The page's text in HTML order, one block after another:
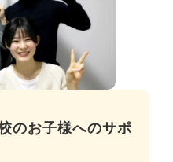
のお子様へのサポ